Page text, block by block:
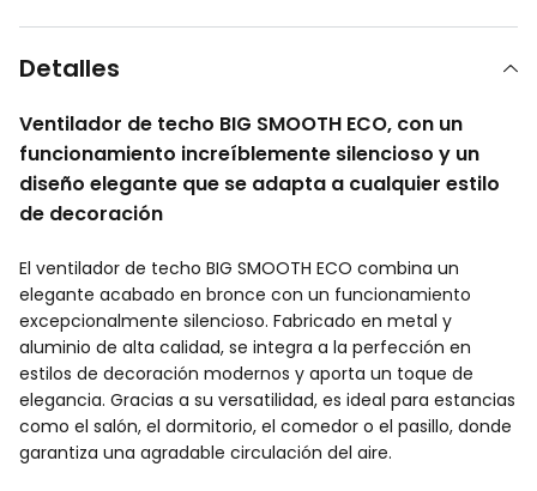
Detalles
Ventilador de techo BIG SMOOTH ECO, con un
funcionamiento increíblemente silencioso y un
diseño elegante que se adapta a cualquier estilo
de decoración
El ventilador de techo BIG SMOOTH ECO combina un
elegante acabado en bronce con un funcionamiento
excepcionalmente silencioso. Fabricado en metal y
aluminio de alta calidad, se integra a la perfección en
estilos de decoración modernos y aporta un toque de
elegancia. Gracias a su versatilidad, es ideal para estancias
como el salón, el dormitorio, el comedor o el pasillo, donde
garantiza una agradable circulación del aire.